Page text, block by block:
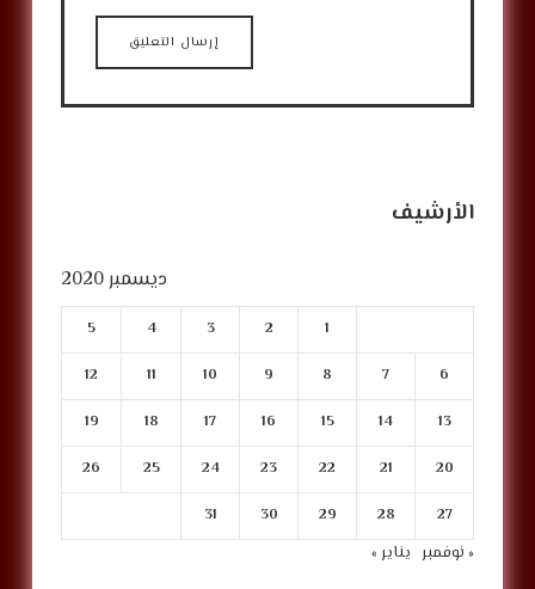
الأرشيف
ديسمبر 2020
1
2
3
4
5
6
7
8
9
10
11
12
13
14
15
16
17
18
19
20
21
22
23
24
25
26
27
28
29
30
31
« نوفمبر يناير »